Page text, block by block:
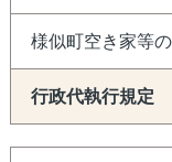
様似町空き家等